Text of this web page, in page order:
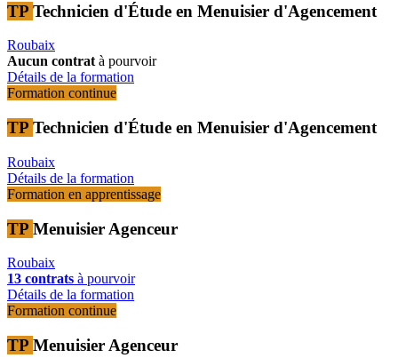
TP Technicien d'Étude en Menuisier d'Agencement
Roubaix
Aucun contrat à pourvoir
Détails de la formation
Formation continue
TP Technicien d'Étude en Menuisier d'Agencement
Roubaix
Détails de la formation
Formation en apprentissage
TP Menuisier Agenceur
Roubaix
13 contrats à pourvoir
Détails de la formation
Formation continue
TP Menuisier Agenceur